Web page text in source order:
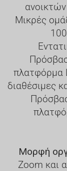
Μικρές
πλατφόρμα
διαθέσιμες
Μορφή
Zoom και